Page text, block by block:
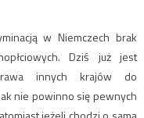
w Niemczech brak
Dziś już jest
innych krajów do
nie powinno się pewnych